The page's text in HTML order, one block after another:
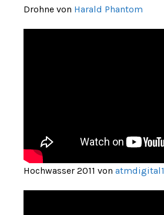
Drohne von Harald Phantom
Hochwasser 2011 von atmdigital1